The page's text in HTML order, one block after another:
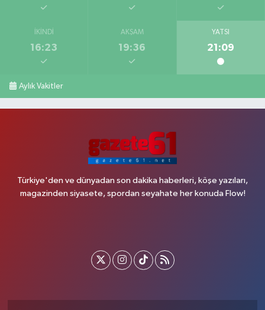
İKINDI
16:23
AKŞAM
19:36
YATSI
21:09
Aylık Vakitler
Türkiye'den ve dünyadan son dakika haberleri, köşe yazıları,
magazinden siyasete, spordan seyahate her konuda Flow!